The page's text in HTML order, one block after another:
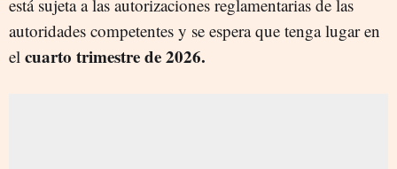
está sujeta a las autorizaciones reglamentarias de las
autoridades competentes y se espera que tenga lugar en
el cuarto trimestre de 2026.